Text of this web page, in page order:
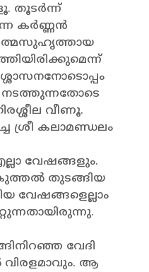
തൂടർന്ന്
കർണ്ണൻ
ആത്മസുഹൃത്തായ
നടത്തുന്നതോടെ
വീണൂ.
ശ്രീ കലാമണ്ഡലം
വേഷങ്ങളും.
തുടങ്ങിയ
വേഷങ്ങളെല്ലാം
വേദി
വിരളമാവും. ആ